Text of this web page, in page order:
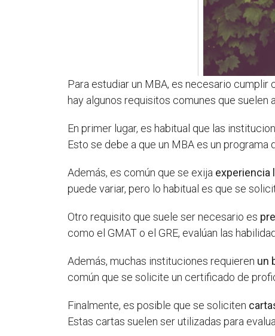
Para estudiar un MBA, es necesario
hay algunos requisitos comunes que suelen
En primer lugar, es habitual que las
Esto se debe a que un MBA es un
Además, es común que se exija experiencia
puede variar, pero lo habitual es que se
Otro requisito que suele ser necesario es
como el GMAT o el GRE, evalúan las
Además, muchas instituciones requieren un
común que se solicite un certificado de
Finalmente, es posible que se soliciten
Estas cartas suelen ser utilizadas para